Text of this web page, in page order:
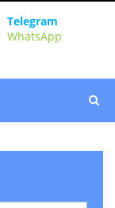
Telegram
WhatsApp